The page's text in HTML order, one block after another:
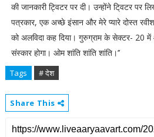
की जानकारी ट्विटर पर दी। उन्होंने टि्वटर पर
पत्रकार, एक अच्छे इंसान और मेरे प्यारे दोस्त
को अलविदा कह दिया। गुरुग्राम के सेक्टर- 20
संस्कार होगा। ओम शांति शांति शांति।’’
Tags # देश
Share This